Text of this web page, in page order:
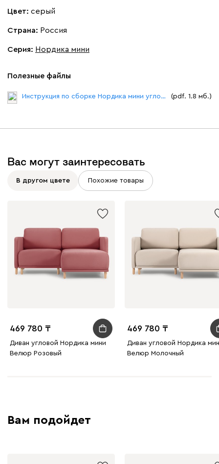
Цвет: серый
Страна: Россия
Серия: Нордика мини
Полезные файлы
Инструкция по сборке Нордика мини угловой диван.pdf (pdf. 1.8 мб.)
Вас могут заинтересовать
В другом цвете Похожие товары
469 780
Диван угловой Нордика мини
Велюр Розовый
469 780
Диван угловой Нордика
Велюр Молочный
Вам подойдет